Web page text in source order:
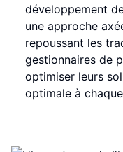
développement
une approche
repoussant les
gestionnaires de
optimiser leurs
optimale à